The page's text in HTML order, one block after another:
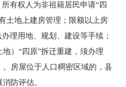
有权人为非祖籍居民申请“四
土地上建房管理；限额以上房
理用地、规划、建设等手续；
）“四原”拆迁重建，须办理
。房屋位于人口稠密区域的，县
防评估。